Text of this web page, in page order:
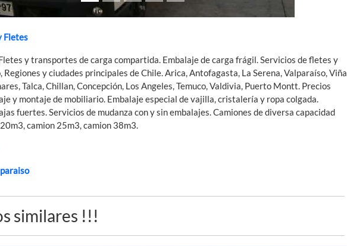
Fletes
y transportes de carga compartida. Embalaje de carga frágil. Servicios de fletes y
Regiones y ciudades principales de Chile. Arica, Antofagasta, La Serena, Valparaíso, Viña
Talca, Chillan, Concepción, Los Angeles, Temuco, Valdivia, Puerto Montt. Precios
y montaje de mobiliario. Embalaje especial de vajilla, cristalería y ropa colgada.
fuertes. Servicios de mudanza con y sin embalajes. Camiones de diversa capacidad
camion 25m3, camion 38m3.
similares !!!